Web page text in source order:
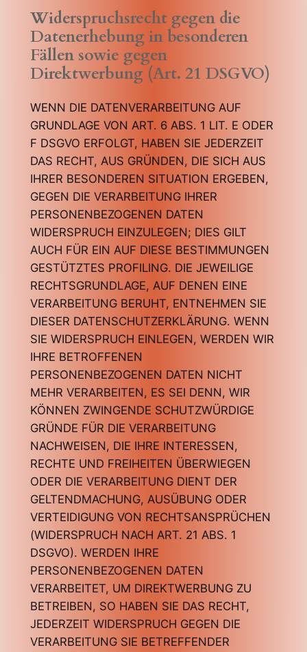
Widerspruchsrecht gegen die
Datenerhebung in besonderen
Fällen sowie gegen
Direktwerbung (Art. 21 DSGVO)
WENN DIE DATENVERARBEITUNG AUF
GRUNDLAGE VON ART. 6 ABS. 1 LIT. E ODER
F DSGVO ERFOLGT, HABEN SIE JEDERZEIT
DAS RECHT, AUS GRÜNDEN, DIE SICH AUS
IHRER BESONDEREN SITUATION ERGEBEN,
GEGEN DIE VERARBEITUNG IHRER
PERSONENBEZOGENEN DATEN
WIDERSPRUCH EINZULEGEN; DIES GILT
AUCH FÜR EIN AUF DIESE BESTIMMUNGEN
GESTÜTZTES PROFILING. DIE JEWEILIGE
RECHTSGRUNDLAGE, AUF DENEN EINE
VERARBEITUNG BERUHT, ENTNEHMEN SIE
DIESER DATENSCHUTZERKLÄRUNG. WENN
SIE WIDERSPRUCH EINLEGEN, WERDEN WIR
IHRE BETROFFENEN
PERSONENBEZOGENEN DATEN NICHT
MEHR VERARBEITEN, ES SEI DENN, WIR
KÖNNEN ZWINGENDE SCHUTZWÜRDIGE
GRÜNDE FÜR DIE VERARBEITUNG
NACHWEISEN, DIE IHRE INTERESSEN,
RECHTE UND FREIHEITEN ÜBERWIEGEN
ODER DIE VERARBEITUNG DIENT DER
GELTENDMACHUNG, AUSÜBUNG ODER
VERTEIDIGUNG VON RECHTSANSPRÜCHEN
(WIDERSPRUCH NACH ART. 21 ABS. 1
DSGVO). WERDEN IHRE
PERSONENBEZOGENEN DATEN
VERARBEITET, UM DIREKTWERBUNG ZU
BETREIBEN, SO HABEN SIE DAS RECHT,
JEDERZEIT WIDERSPRUCH GEGEN DIE
VERARBEITUNG SIE BETREFFENDER